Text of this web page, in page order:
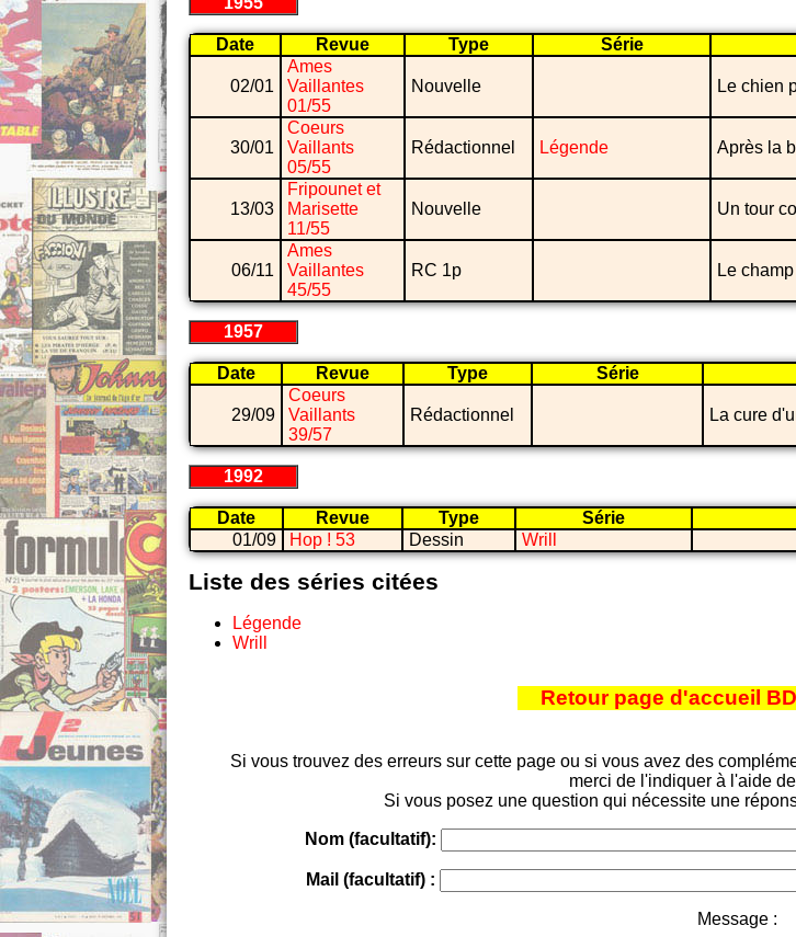
Date Revue Type Série
02/01
Ames
Vaillantes
01/55
Nouvelle Le chien
30/01
Coeurs
Vaillants
05/55
Rédactionnel Légende Après la
13/03
Fripounet et
Marisette
11/55
Nouvelle Un tour
06/11
Ames
Vaillantes
45/55
RC 1p Le
1957
Date Revue Type Série
29/09
Coeurs
Vaillants
39/57
Rédactionnel La cure
1992
Date Revue Type Série
01/09
Hop ! 53 Dessin Wrill
Liste des séries citées
Légende
Wrill
Retour page d'accueil
Si vous trouvez des erreurs sur cette page ou si vous avez des
merci de l'indiquer à l'aide
Si vous posez une question qui nécessite une
Nom (facultatif):
Mail (facultatif) :
Message :